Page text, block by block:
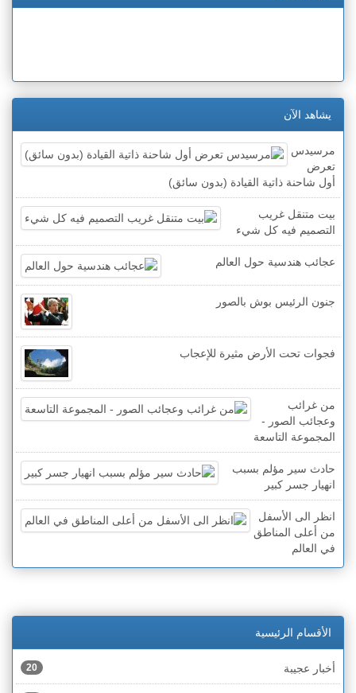
يشاهد الآن
مرسيدس
تعرض
أول شاحنة ذاتية القيادة (بدون سائق)
بيت متنقل غريب
التصميم فيه كل شيء
عجائب هندسية حول العالم
جنون الرئيس بوش بالصور
فجوات تحت الأرض مثيرة للإعجاب
من غرائب
وعجائب الصور -
المجموعة التاسعة
حادث سير مؤلم بسبب
انهيار جسر كبير
انظر الى الأسفل
من أعلى المناطق
في العالم
الأقسام الرئيسية
أخبار عجيبة 20